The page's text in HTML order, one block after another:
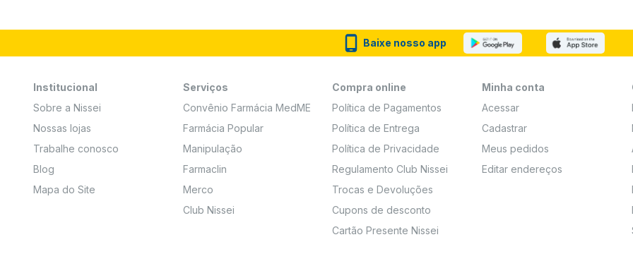
Baixe nosso app
Institucional
Sobre a Nissei
Nossas lojas
Trabalhe conosco
Blog
Mapa do Site
Serviços
Convênio Farmácia MedME
Farmácia Popular
Manipulação
Farmaclin
Merco
Club Nissei
Compra online
Política de Pagamentos
Política de Entrega
Política de Privacidade
Regulamento Club Nissei
Trocas e Devoluções
Cupons de desconto
Cartão Presente Nissei
Minha conta
Acessar
Cadastrar
Meus pedidos
Editar endereços